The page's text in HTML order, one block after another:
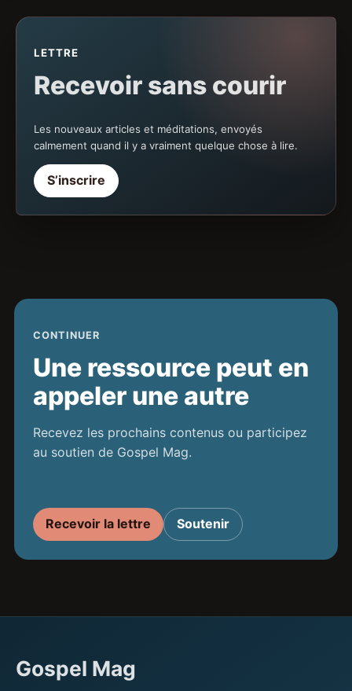
LETTRE
Recevoir sans courir
Les nouveaux articles et méditations, envoyés
calmement quand il y a vraiment quelque chose à lire.
S’inscrire
CONTINUER
Une ressource peut en
appeler une autre
Recevez les prochains contenus ou participez
au soutien de Gospel Mag.
Recevoir la lettre Soutenir
Gospel Mag